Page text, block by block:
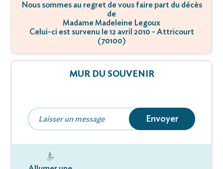
Nous sommes au regret de vous faire part du décès
de
Madame Madeleine Legoux
Celui-ci est survenu le 12 avril 2010 - Attricourt
(70100)
MUR DU SOUVENIR
Envoyer